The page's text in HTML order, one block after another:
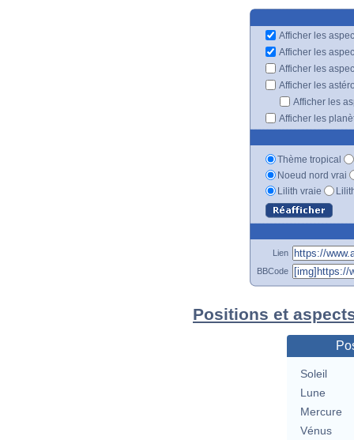
Afficher les
Afficher les
Afficher les
Afficher les
Afficher les
Afficher les
Thème tropical
Noeud nord vrai
Lilith vraie
Lien
BBCode
Positions et
Soleil
Lune
Mercure
Vénus